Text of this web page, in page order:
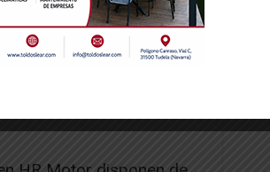
comenta Óscar, “un
a todos los modelos
nuestros coches salen
de km y de no